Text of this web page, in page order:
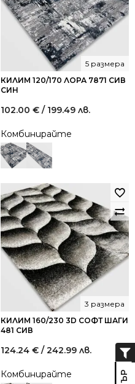
КИЛИМ 120/170 ЛОРА 7871 СИВ
СИН
5 размера
102.00 € / 199.49 лв.
Комбинирайте
КИЛИМ 160/230 3D СОФТ ШАГИ
481 СИВ
3 размера
124.24 € / 242.99 лв.
Комбинирайте